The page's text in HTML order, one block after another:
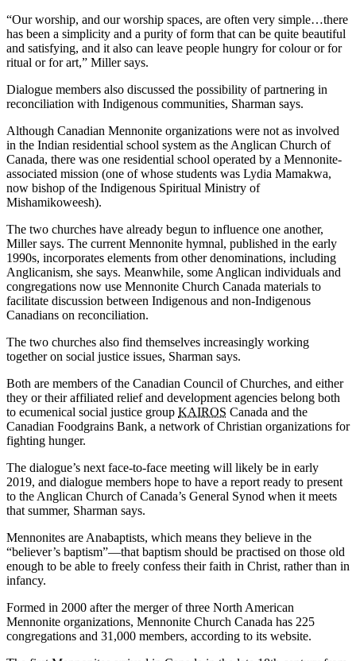
“Our worship, and our worship spaces, are often very simple…there
has been a simplicity and a purity of form that can be quite beautiful
and satisfying, and it also can leave people hungry for colour or for
ritual or for art,” Miller says.
Dialogue members also discussed the possibility of partnering in
reconciliation with Indigenous communities, Sharman says.
Although Canadian Mennonite organizations were not as involved
in the Indian residential school system as the Anglican Church of
Canada, there was one residential school operated by a Mennonite-
associated mission (one of whose students was Lydia Mamakwa,
now bishop of the Indigenous Spiritual Ministry of
Mishamikoweesh).
The two churches have already begun to influence one another,
Miller says. The current Mennonite hymnal, published in the early
1990s, incorporates elements from other denominations, including
Anglicanism, she says. Meanwhile, some Anglican individuals and
congregations now use Mennonite Church Canada materials to
facilitate discussion between Indigenous and non-Indigenous
Canadians on reconciliation.
The two churches also find themselves increasingly working
together on social justice issues, Sharman says.
Both are members of the Canadian Council of Churches, and either
they or their affiliated relief and development agencies belong both
to ecumenical social justice group KAIROS Canada and the
Canadian Foodgrains Bank, a network of Christian organizations for
fighting hunger.
The dialogue’s next face-to-face meeting will likely be in early
2019, and dialogue members hope to have a report ready to present
to the Anglican Church of Canada’s General Synod when it meets
that summer, Sharman says.
Mennonites are Anabaptists, which means they believe in the
“believer’s baptism”—that baptism should be practised on those old
enough to be able to freely confess their faith in Christ, rather than in
infancy.
Formed in 2000 after the merger of three North American
Mennonite organizations, Mennonite Church Canada has 225
congregations and 31,000 members, according to its website.